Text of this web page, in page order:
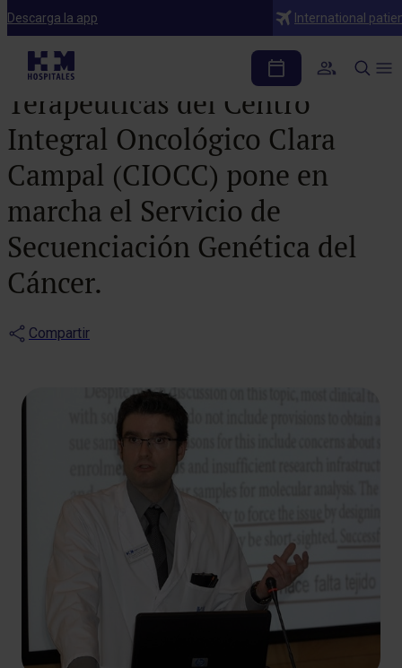
Descarga la app International
Noticias
El Laboratorio de Dianas
Terapéuticas del Centro
Integral Oncológico Clara
Campal (CIOCC) pone en
marcha el Servicio de
Secuenciación Genética del
Cáncer.
Compartir